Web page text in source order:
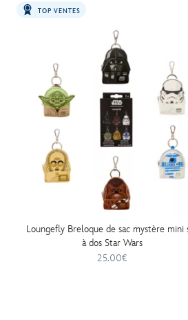
TOP VENTES
Loungefly Breloque de sac mystère mini
à dos Star Wars
25.00€